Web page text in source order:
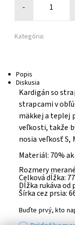
-
Kategória:
Popis
Diskusia
Kardigán so
strapcami v
mäkkej a teplej
veľkosti, takže
nosia veľkosť S,
Materiál: 70%
Rozmery
Celková dĺžka:
Dĺžka rukáva od
Šírka cez prsia:
Buďte prvý, kto